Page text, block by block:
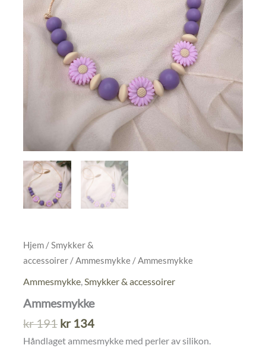
Hjem /Smykker &
accessoirer /Ammesmykke / Ammesmykke
Ammesmykke Smykker & accessoirer
Ammesmykke
kr191 Opprinnelig
pris
kr134Nåværende
pris
Håndlaget ammesmykke med perler av silikon.